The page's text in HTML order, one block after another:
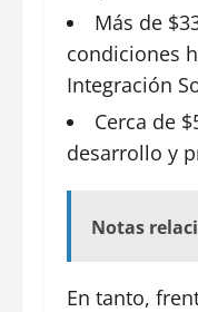
Más de
condiciones
Integración
Cerca de
desarrollo y
Notas
En tanto,